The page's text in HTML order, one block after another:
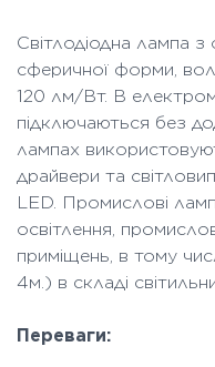
Світлодіодна лампа
сферичної форми,
120 лм/Вт. В
підключаються без
лампах
драйвери та
LED. Промислові
освітлення,
приміщень, в тому
4м.) в складі
Переваги: